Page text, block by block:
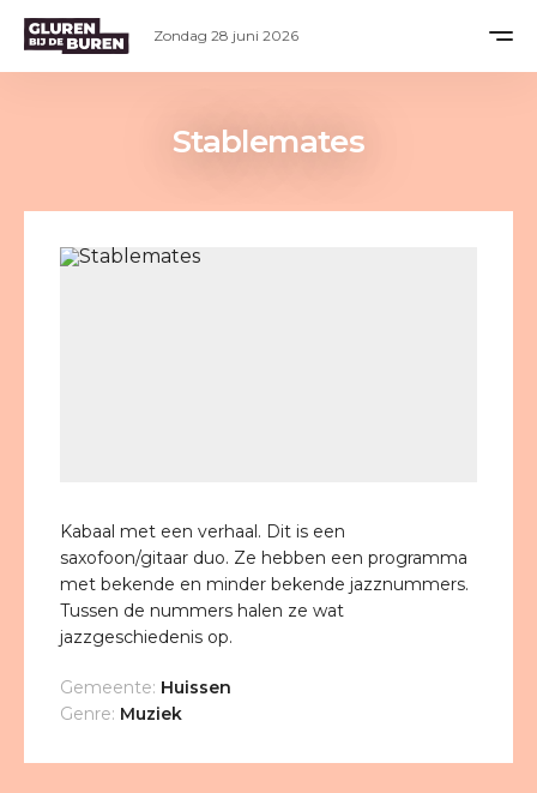
Stablemates
Kabaal met een verhaal. Dit is een
saxofoon/gitaar duo. Ze hebben een programma
met bekende en minder bekende jazznummers.
Tussen de nummers halen ze wat
jazzgeschiedenis op.
Gemeente: Huissen
Genre: Muziek
Zondag 28 juni 2026